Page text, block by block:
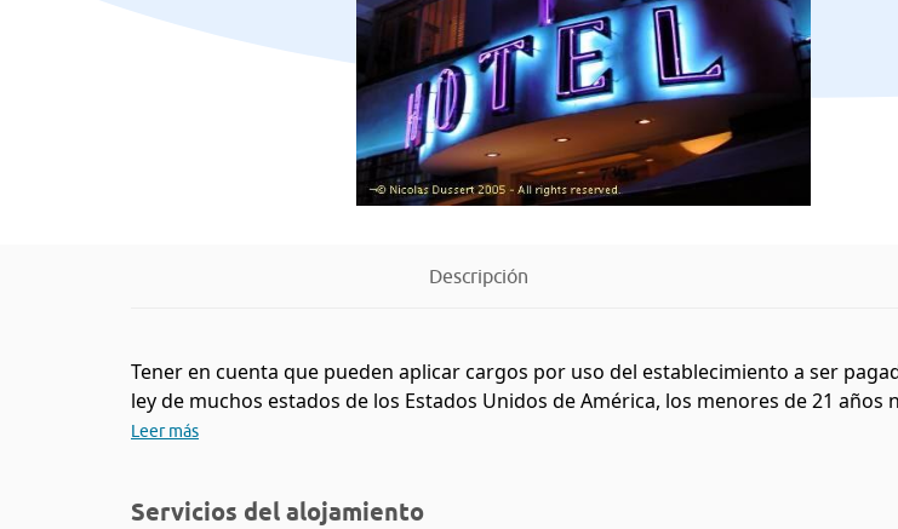
Descripción
Tener en cuenta que pueden aplicar cargos por uso del establecimiento a ser
ley de muchos estados de los Estados Unidos de América, los menores de 21
Leer más
Servicios del alojamiento